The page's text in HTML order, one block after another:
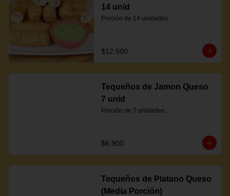
14 unid
Porción de 14 unidades.
$12.500
Tequeños de Jamon Queso
7 unid
Porción de 7 unidades.
$6.900
Tequeños de Platano Queso
(Media Porción)